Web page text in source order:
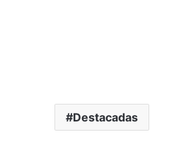
Destacadas